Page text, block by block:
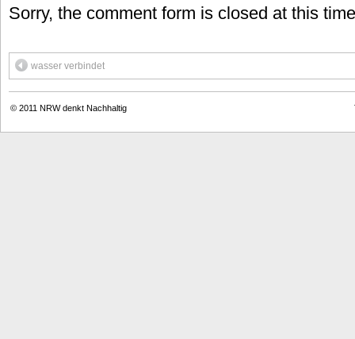
Sorry, the comment form is closed at this
wasser verbindet
© 2011 NRW denkt Nachhaltig